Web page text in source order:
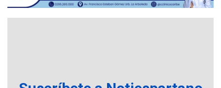
Libertad plena para jueza
María Lourdes Afiuni
5
fronterizos a Italia